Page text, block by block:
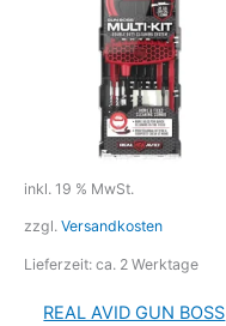
inkl. 19 % MwSt.
zzgl. Versandkosten
Lieferzeit: ca. 2 Werktage
REAL AVID GUN BOSS